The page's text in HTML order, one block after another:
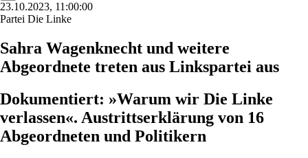
23.10.2023, 11:00:00
Partei Die Linke
Sahra Wagenknecht und weitere
Abgeordnete treten aus Linkspartei aus
Dokumentiert: »Warum wir Die Linke
verlassen«. Austrittserklärung von 16
Abgeordneten und Politikern